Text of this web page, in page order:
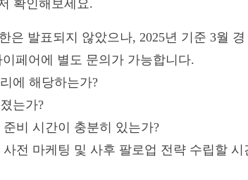
확인해보세요.
은 발표되지 않았으나, 2025년 기준 3월
페어에 별도 문의가 가능합니다.
에 해당하는가?
는가?
비 시간이 충분히 있는가?
전 마케팅 및 사후 팔로업 전략 수립할 시